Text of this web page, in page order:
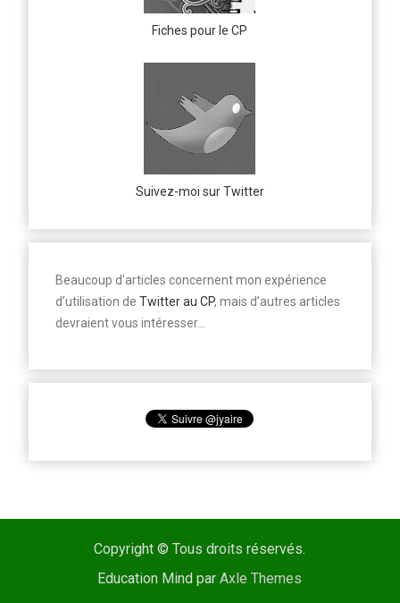
Fiches pour le CP
Suivez-moi sur Twitter
Beaucoup d’articles concernent mon expérience
d’utilisation de Twitter au CP, mais d’autres articles
devraient vous intéresser…
Copyright © Tous droits réservés.
Education Mind parAxle Themes